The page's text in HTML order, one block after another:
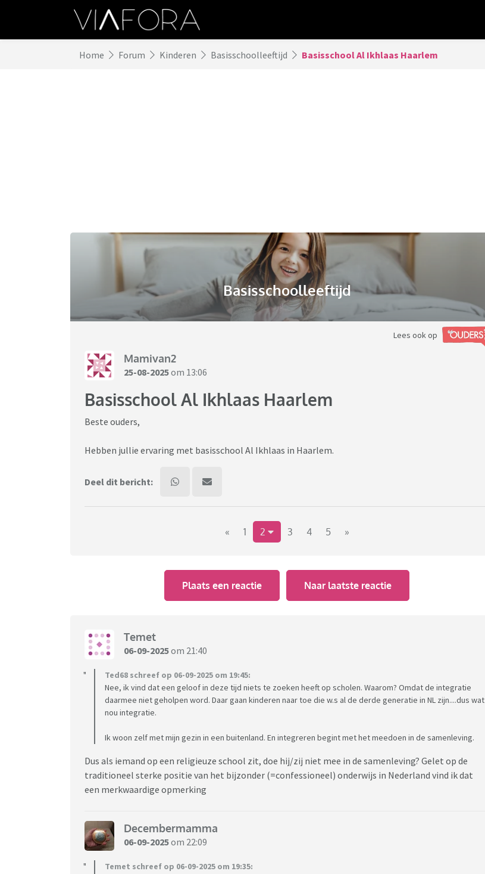
Home Forum Kinderen Basisschoolleeftijd Basisschool Al Ikhlaas Haarlem
Basisschoolleeftijd
Lees ook op
Mamivan2
25-08-2025om 13:06
Basisschool Al Ikhlaas Haarlem
Beste ouders,
Hebben jullie ervaring met basisschool Al Ikhlaas in Haarlem.
Deel dit bericht:
« 1 2 3 4 5 »
Plaats een reactie Naar laatste reactie
Temet
06-09-2025om 21:40
Ted68 schreef op 06-09-2025 om 19:45:
Nee, ik vind dat een geloof in deze tijd niets te zoeken heeft op scholen. Waarom? Omdat de integratie
daarmee niet geholpen word. Daar gaan kinderen naar toe die w.s al de derde generatie in NL zijn....dus wat
nou integratie.
Ik woon zelf met mijn gezin in een buitenland. En integreren begint met het meedoen in de samenleving.
Dus als iemand op een religieuze school zit, doe hij/zij niet mee in de samenleving? Gelet op de
traditioneel sterke positie van het bijzonder (=confessioneel) onderwijs in Nederland vind ik dat
een merkwaardige opmerking
Decembermamma
06-09-2025om 22:09
Temet schreef op 06-09-2025 om 19:35: